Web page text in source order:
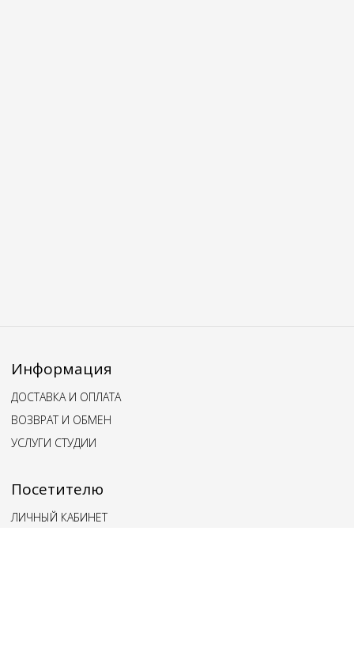
Информация
ДОСТАВКА И ОПЛАТА
ВОЗВРАТ И ОБМЕН
УСЛУГИ СТУДИИ
Посетителю
ЛИЧНЫЙ КАБИНЕТ